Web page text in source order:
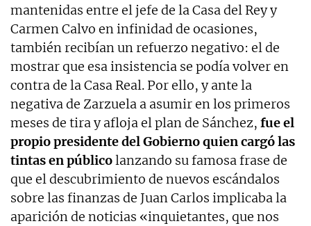
mantenidas entre el jefe de la Casa del Rey y
Carmen Calvo en infinidad de ocasiones,
también recibían un refuerzo negativo: el de
mostrar que esa insistencia se podía volver en
contra de la Casa Real. Por ello, y ante la
negativa de Zarzuela a asumir en los primeros
meses de tira y afloja el plan de Sánchez, fue el
propio presidente del Gobierno quien cargó las
tintas en públicolanzando su famosa frase de
que el descubrimiento de nuevos escándalos
sobre las finanzas de Juan Carlos implicaba la
aparición de noticias «inquietantes, que nos